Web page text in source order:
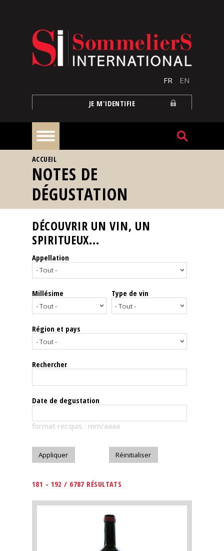
FR EN
JE M'IDENTIFIE
À
la
une
Reportages
Nos
Spiritueux
Notes
dégustation
Le
magazine
Télécharger
VOUS ÊTES ICI
ACCUEIL
NOTES DE
DÉGUSTATION
DÉCOUVRIR UN VIN, UN
SPIRITUEUX...
Appellation
Millésime Type de vin
Région et pays
Rechercher
Date de degustation
format recquis : mm/aaaa
181 - 192 / 6787 RÉSULTATS